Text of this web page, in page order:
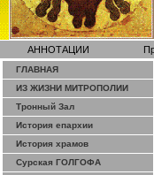
АННОТАЦИИ
ГЛАВНАЯ
ИЗ ЖИЗНИ МИТРОПОЛИИ
Тронный Зал
История епархии
История храмов
Сурская ГОЛГОФА